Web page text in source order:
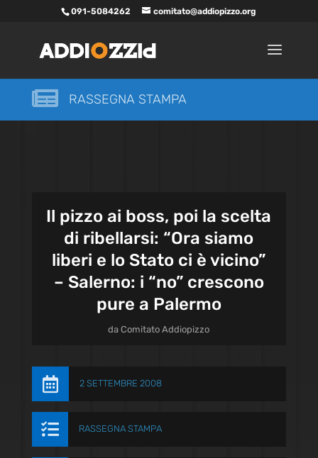
091-5084262 comitato@addiopizzo.org
 RASSEGNA STAMPA
Il pizzo ai boss, poi la scelta
di ribellarsi: “Ora siamo
liberi e lo Stato ci è vicino”
– Salerno: i “no” crescono
pure a Palermo
daComitato Addiopizzo
 2 SETTEMBRE 2008
 RASSEGNA STAMPA